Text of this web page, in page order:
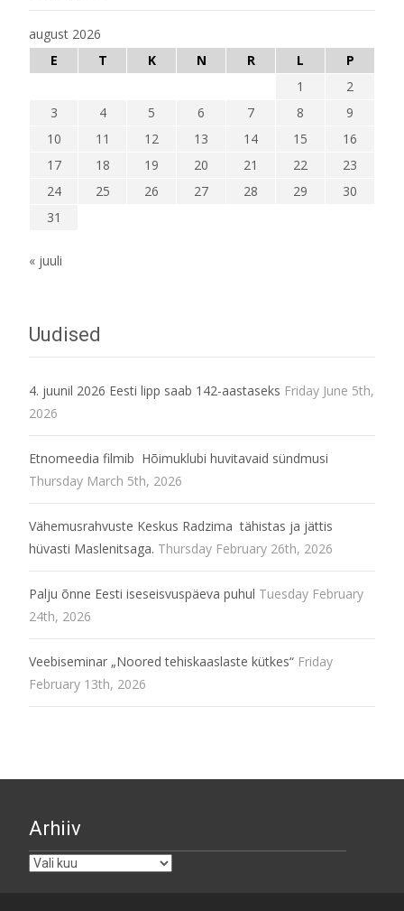
august 2026
E
T K N R L
P
1
2
3
4 5 6 7 8
9
10
11 12 13 14 15
16
17
18 19 20 21 22
23
24
25 26 27 28 29
30
31
« juuli
Uudised
4. juunil 2026 Eesti lipp saab 142-aastaseks Friday June 5th,
2026
Etnomeedia filmib Hõimuklubi huvitavaid sündmusi
Thursday March 5th, 2026
Vähemusrahvuste Keskus Radzima tähistas ja jättis
hüvasti Maslenitsaga. Thursday February 26th, 2026
Palju õnne Eesti iseseisvuspäeva puhul Tuesday February
24th, 2026
Veebiseminar „Noored tehiskaaslaste kütkes“ Friday
February 13th, 2026
Arhiiv
Arhiiv